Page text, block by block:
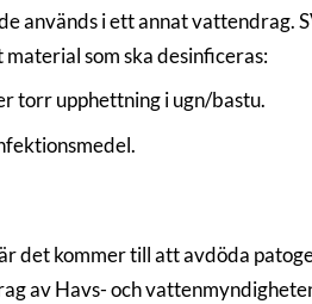
används i ett annat vattendrag.
som ska desinficeras:
torr upphettning i ugn/bastu.
det kommer till att avdöda
av Havs- och